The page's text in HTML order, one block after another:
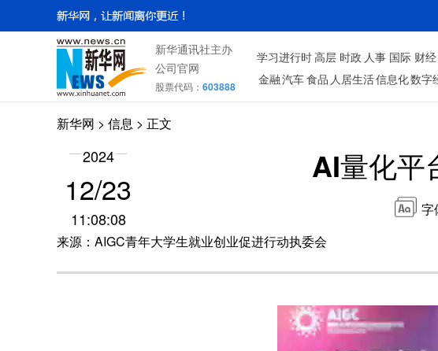
新华通讯社主办
公司官网
股票代码： 603888
学习进行时高层 时政 人事 国际 财经
金融汽车食品 人居生活信息化数字
新华网 > 信息 > 正文
2024
12/23
11:08:08
来源：AIGC青年大学生就业创业促进行动执委会
AI量化平
字